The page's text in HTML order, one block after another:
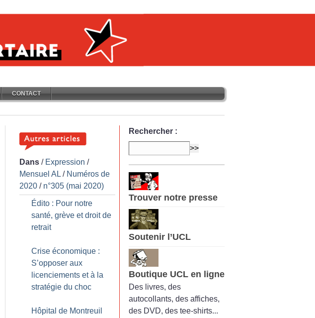
CONTACT
Dans / Expression /
Mensuel AL / Numéros de
2020 / n°305 (mai 2020)
Édito : Pour notre
santé, grève et droit de
retrait
Crise économique :
S’opposer aux
licenciements et à la
stratégie du choc
Hôpital de Montreuil
Rechercher :
Trouver notre presse
Soutenir l’UCL
Boutique UCL en ligne
Des livres, des
autocollants, des affiches,
des DVD, des tee-shirts...